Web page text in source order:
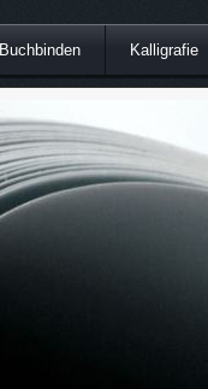
Buchbinden Kalligrafie